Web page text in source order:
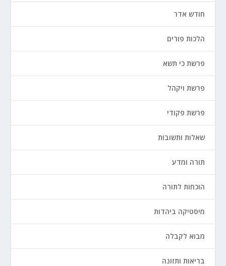
חודש אדר
הלכות פורים
פרשת כי תשא
פרשת ויקהל
פרשת פקודי
שאלות ותשובות
תורה ומדע
הוכחות לתורה
מיסטיקה ביהדות
מבוא לקבלה
בריאות ותזונה